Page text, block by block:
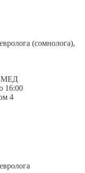
(сомнолога),
16:00
4